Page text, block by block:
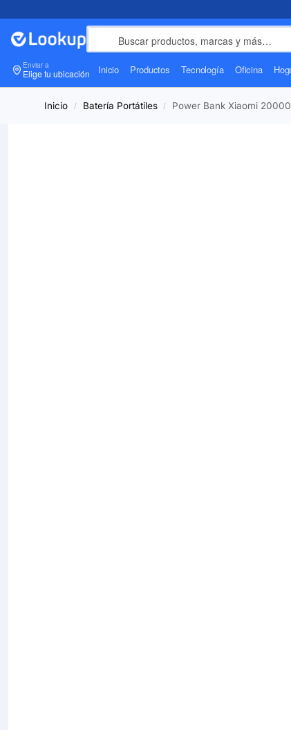
Enviar a
Elige tu ubicación Inicio Productos Tecnología Oficina
Inicio / Batería Portátiles / Power Bank Xiaomi